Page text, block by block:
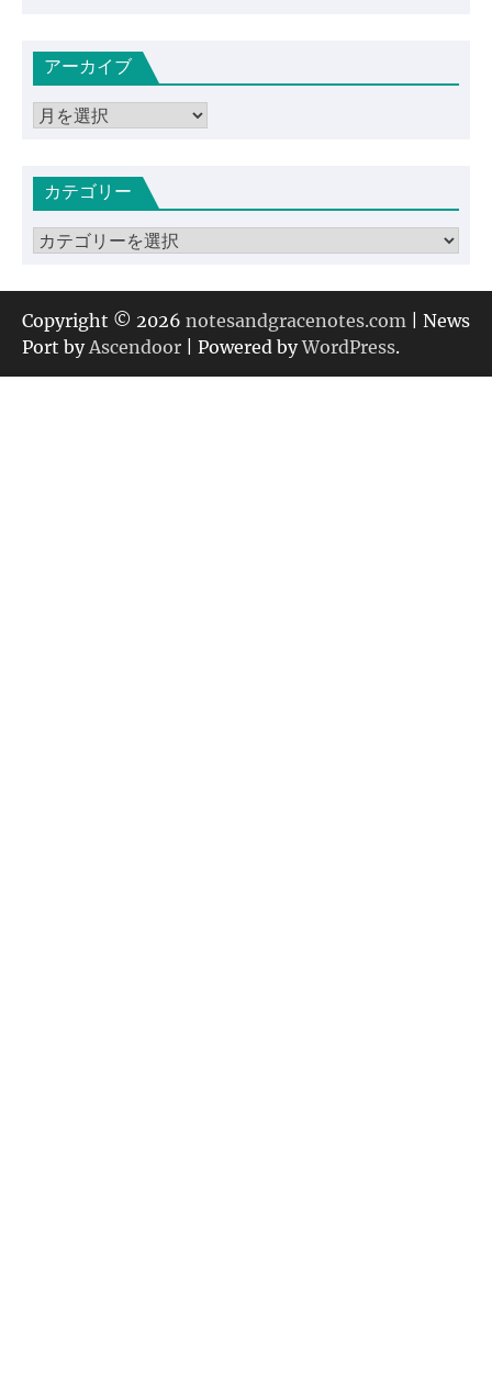
アーカイブ
ア
イカテゴリー
カ
ゴ
リ
ー
Copyright © 2026 notesandgracenotes.com | News
Port by Ascendoor | Powered byWordPress.